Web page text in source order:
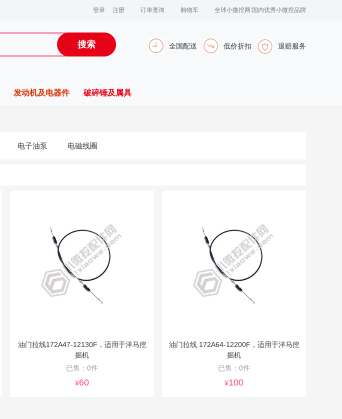
登录 注册 订单查询 购物车 全球小微挖网:国内优秀小微挖品牌
搜索 全国配送 低价折扣 退赔服务
发动机及电器件 破碎锤及属具
电子油泵 电磁线圈
油门拉线172A47-12130F，适用于洋马挖
掘机
已售：0件
¥60
油门拉线 172A64-12200F，适用于洋马挖
掘机
已售：0件
¥100